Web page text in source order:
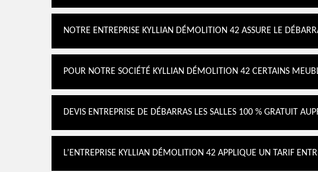
NOTRE ENTREPRISE KYLLIAN DÉMOLITION 42 ASSURE LE
POUR NOTRE SOCIÉTÉ KYLLIAN DÉMOLITION 42 CERTAINS
DEVIS ENTREPRISE DE DÉBARRAS LES SALLES 100 % GRATUIT
L’ENTREPRISE KYLLIAN DÉMOLITION 42 APPLIQUE UN TARIF